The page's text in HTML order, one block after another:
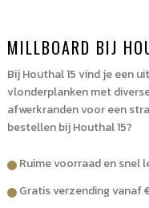
MILLBOARD BIJ
Bij Houthal 15 vind je een
vlonderplanken met
afwerkranden voor een
bestellen bij Houthal 15?
Ruime voorraad en snel
Gratis verzending vanaf